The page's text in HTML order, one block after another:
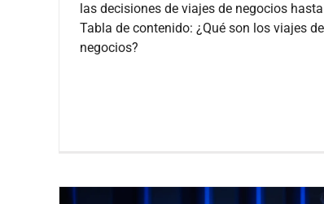
las decisiones de viajes de negocios
Tabla de contenido: ¿Qué son los viajes de
negocios?